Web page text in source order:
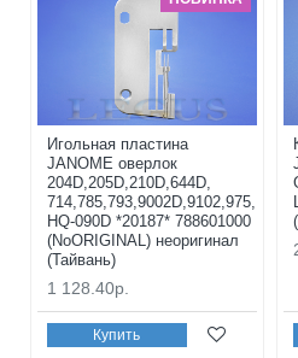
Игольная пластина
JANOME оверлок
204D,205D,210D,644D,
714,785,793,9002D,9102,975,
HQ-090D *20187* 788601000
(NoORIGINAL) неоригинал
(Тайвань)
1 128.40р.
Купить